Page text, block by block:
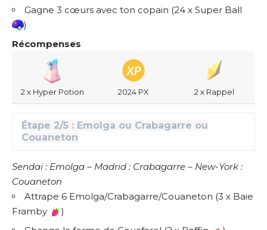
Gagne 3 cœurs avec ton copain (24 x Super Ball
)
Récompenses
2 x Hyper Potion 2024 PX 2 x Rappel
Étape 2/5 : Emolga ou Crabagarre ou
Couaneton
Sendai : Emolga – Madrid : Crabagarre – New-York :
Couaneton
Attrape 6 Emolga/Crabagarre/Couaneton (3 x Baie
Framby
)